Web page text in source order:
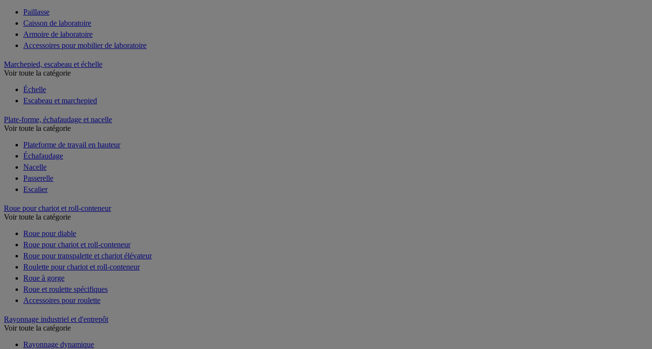
Paillasse
Caisson de laboratoire
Armoire de laboratoire
Accessoires pour mobilier de laboratoire
Marchepied, escabeau et échelle
Voir toute la catégorie
Échelle
Escabeau et marchepied
Plate-forme, échafaudage et nacelle
Voir toute la catégorie
Plateforme de travail en hauteur
Échafaudage
Nacelle
Passerelle
Escalier
Roue pour chariot et roll-conteneur
Voir toute la catégorie
Roue pour diable
Roue pour chariot et roll-conteneur
Roue pour transpalette et chariot élévateur
Roulette pour chariot et roll-conteneur
Roue à gorge
Roue et roulette spécifiques
Accessoires pour roulette
Rayonnage industriel et d'entrepôt
Voir toute la catégorie
Rayonnage dynamique